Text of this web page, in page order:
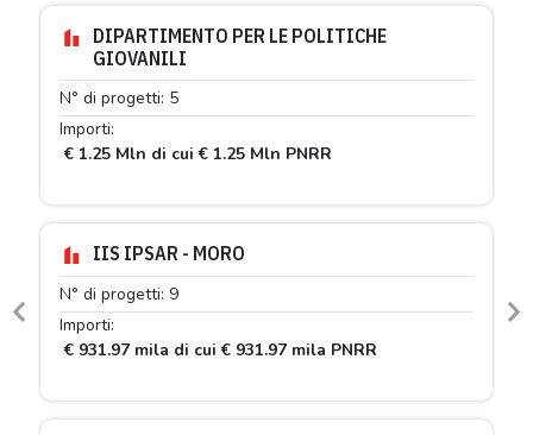
DIPARTIMENTO PER LE POLITICHE
GIOVANILI
N° di progetti: 5
Importi:
€ 1.25 Mln di cui € 1.25 Mln PNRR
IIS IPSAR - MORO
N° di progetti: 9
Importi:
€ 931.97 mila di cui € 931.97 mila PNRR
Previous